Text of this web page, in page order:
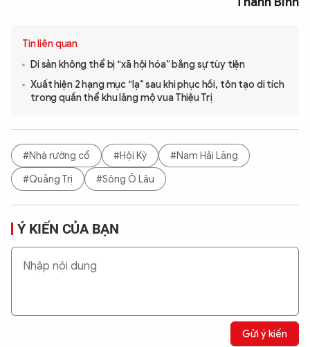
Tin liên quan
Di sản không thể bị “xã hội hóa” bằng sự tùy tiện
Xuất hiện 2 hạng mục “lạ” sau khi phục hồi, tôn tạo di tích
trong quần thể khu lăng mộ vua Thiệu Trị
#Nhà rường cổ #Hội Kỳ
#Nam Hải Lăng
#Quảng Trị
#Sông Ô Lâu
Ý KIẾN CỦA BẠN
Gửi ý kiến